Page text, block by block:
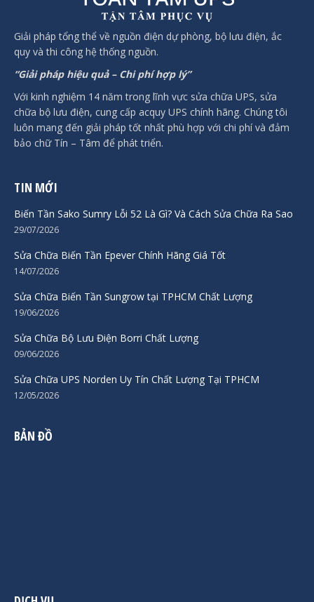
Giải pháp tổng thể về nguồn điện dự phòng, bộ lưu điện, ắc
quy và thi công hệ thống nguồn.
“Giải pháp hiệu quả – Chi phí hợp lý”
Với kinh nghiệm 14 năm trong lĩnh vực sửa chữa UPS, sửa
chữa bộ lưu điện, cung cấp acquy UPS chính hãng. Chúng tôi
luôn mang đến giải pháp tốt nhất phù hợp với chi phí và đảm
bảo chữ Tín – Tâm để phát triển.
TIN MỚI
Biến Tần Sako Sumry Lỗi 52 Là Gì? Và Cách Sửa Chữa Ra Sao
29/07/2026
Sửa Chữa Biến Tần Epever Chính Hãng Giá Tốt
14/07/2026
Sửa Chữa Biến Tần Sungrow tại TPHCM Chất Lượng
19/06/2026
Sửa Chữa Bộ Lưu Điện Borri Chất Lượng
09/06/2026
Sửa Chữa UPS Norden Uy Tín Chất Lượng Tại TPHCM
12/05/2026
BẢN ĐỒ